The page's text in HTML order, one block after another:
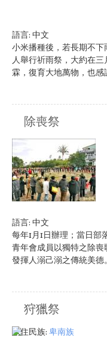
語言: 中文
小米播種後，若長期不
人舉行祈雨祭，大約在
霖，復育大地萬物，也感
除喪祭
卑南族
語言: 中文
每年1月1日辦理；當日
青年會成員以獨特之除喪
發揮人溺己溺之傳統美德
狩獵祭
原住民族: 卑南族